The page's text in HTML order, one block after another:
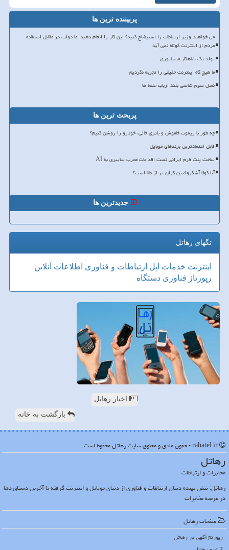
پربیننده ترین ها
می خواهید وزیر ارتباطات را استیضاح کنید؟ این کار را انجام دهید اما دولت در مقابل استفاده
مردم از اینترنت کوتاه نمی آید
تولد یک شاهکار مینیاتوری
ما هیچ گاه اینترنت حقیقی را تجربه نکردیم
نسل سوم شاسی بلند ارباب حلقه ها
پربحث ترین ها
چه طور با ریموت خاموش و باتری خالی، خودرو را روشن کنیم؟
قابل اعتمادترین برندهای موبایل
ساخت پلت فرم ایرانی تست اقدامات مخرب سایبری به AI
آیا کولا آشکروفتین گران تر از طلا است؟
جدیدترین ها
تگهای رهاتل
اینترنت خدمات اپل ارتباطات و فناوری اطلاعات آنلاین
رپورتاژ فناوری دستگاه
اخبار رهاتل
بازگشت به خانه
رهاتل
مخابرات و ارتباطات
رهاتل: نبض تپنده دنیای ارتباطات و فناوری از دنیای موبایل و اینترنت گرفته تا آخرین دستاوردها
در عرصه مخابرات
صفحات رهاتل
رپورتاژآگهی در رهاتل